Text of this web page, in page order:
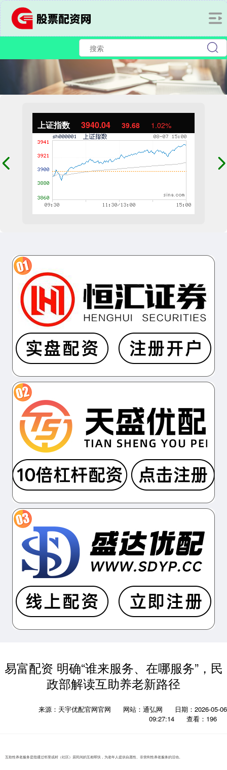
上证指数 3940.04 39.68 1.02%
易富配资 明确“谁来服务、在哪服务”，民
政部解读互助养老新路径
来源：天宇优配官网官网 网站：通弘网
日期：2026-05-06
09:27:14
查看：196
互助性养老服务是指通过邻里或村（社区）居民间的互相帮扶，为老年人提供自愿性、非营利性养老服务的活动。